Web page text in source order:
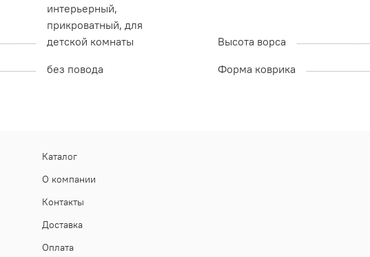
интерьерный,
прикроватный, для
детской комнаты
Высота ворса
без повода Форма коврика
Каталог
О компании
Контакты
Доставка
Оплата